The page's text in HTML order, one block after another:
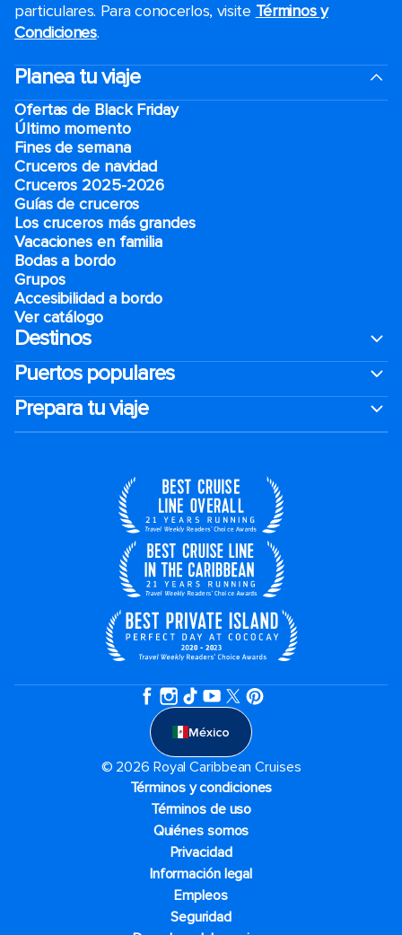
particulares. Para conocerlos, visite Términos y
Condiciones.
Planea tu viaje
Ofertas de Black Friday
Último momento
Fines de semana
Cruceros de navidad
Cruceros 2025-2026
Guías de cruceros
Los cruceros más grandes
Vacaciones en familia
Bodas a bordo
Grupos
Accesibilidad a bordo
Ver catálogo
Destinos
Puertos populares
Prepara tu viaje
México
© 2026 Royal Caribbean Cruises
Términos y condiciones
Términos de uso
Quiénes somos
Privacidad
Información legal
Empleos
Seguridad